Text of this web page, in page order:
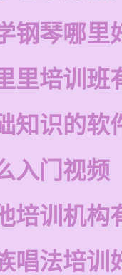
钢琴哪里
里培训班
知识的软
入门视频
培训机构
唱法培训